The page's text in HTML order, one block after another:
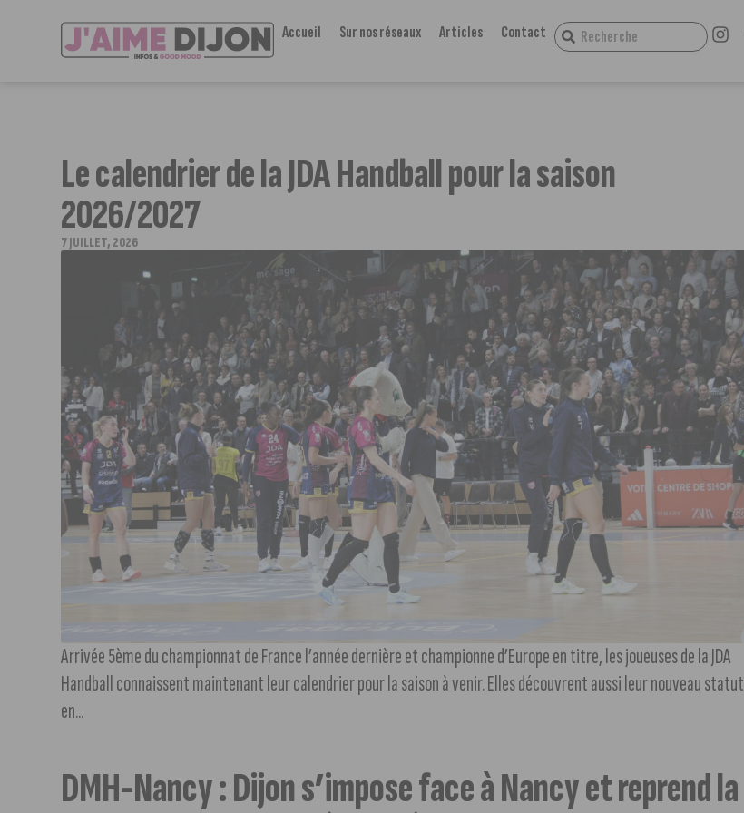
Accueil Sur nos réseaux Articles Contact
Le calendrier de la JDA Handball pour la saison
2026/2027
7 JUILLET, 2026
Arrivée 5ème du championnat de France l’année dernière et championne d’Europe en titre, les joueuses de la JDA
Handball connaissent maintenant leur calendrier pour la saison à venir. Elles découvrent aussi leur nouveau statut
en...
DMH-Nancy : Dijon s’impose face à Nancy et reprend la